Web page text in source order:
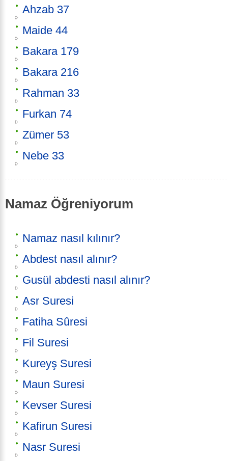
Ahzab 37
Maide 44
Bakara 179
Bakara 216
Rahman 33
Furkan 74
Zümer 53
Nebe 33
Namaz Öğreniyorum
Namaz nasıl kılınır?
Abdest nasıl alınır?
Gusül abdesti nasıl alınır?
Asr Suresi
Fatiha Sûresi
Fil Suresi
Kureyş Suresi
Maun Suresi
Kevser Suresi
Kafirun Suresi
Nasr Suresi